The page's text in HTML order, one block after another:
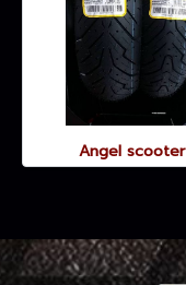
Angel scooter